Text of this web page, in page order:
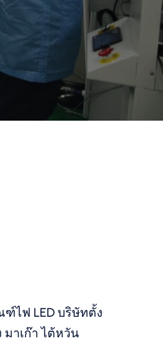
ไฟ LED บริษัทตั้ง
มาเก๊า ไต้หวัน